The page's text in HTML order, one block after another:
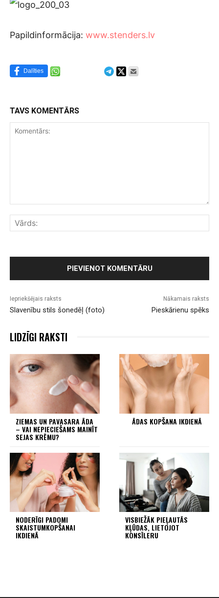
Papildinformācija: www.stenders.lv
Dalīties
TAVS KOMENTĀRS
Iepriekšējais raksts
Slavenību stils šonedēļ (foto)
Nākamais raksts
Pieskārienu spēks
LIDZĪGI RAKSTI
ZIEMAS UN PAVASARA ĀDA
– VAI NEPIECIEŠAMS MAINĪT
SEJAS KRĒMU?
ĀDAS KOPŠANA IKDIENĀ
NODERĪGI PADOMI
SKAISTUMKOPŠANAI
IKDIENĀ
VISBIEŽĀK PIEĻAUTĀS
KĻŪDAS, LIETOJOT
KONSĪLERU